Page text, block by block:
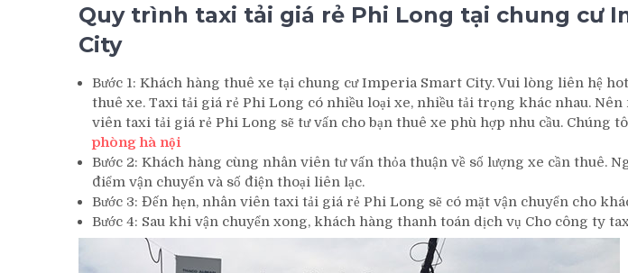
Quy trình taxi tải giá rẻ Phi Long tại chung cư
City
Bước 1: Khách hàng thuê xe tại chung cư Imperia Smart City. Vui lòng liên hệ
thuê xe. Taxi tải giá rẻ Phi Long có nhiều loại xe, nhiều tải trọng khác nhau. Nên
viên taxi tải giá rẻ Phi Long sẽ tư vấn cho bạn thuê xe phù hợp nhu cầu. Chúng
phòng hà nội
Bước 2: Khách hàng cùng nhân viên tư vấn thỏa thuận về số lượng xe cần thuê.
điểm vận chuyển và số điện thoại liên lạc.
Bước 3: Đến hẹn, nhân viên taxi tải giá rẻ Phi Long sẽ có mặt vận chuyển cho
Bước 4: Sau khi vận chuyển xong, khách hàng thanh toán dịch vụ Cho công ty